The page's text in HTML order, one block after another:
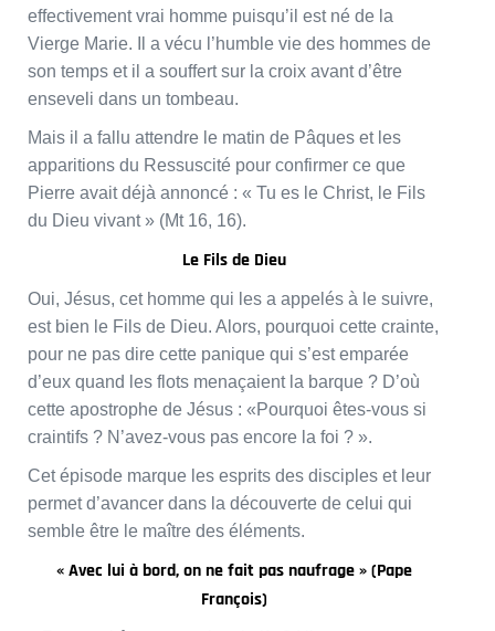
effectivement vrai homme puisqu’il est né de la
Vierge Marie. Il a vécu l’humble vie des hommes de
son temps et il a souffert sur la croix avant d’être
enseveli dans un tombeau.
Mais il a fallu attendre le matin de Pâques et les
apparitions du Ressuscité pour confirmer ce que
Pierre avait déjà annoncé : « Tu es le Christ, le Fils
du Dieu vivant » (Mt 16, 16).
Le Fils de Dieu
Oui, Jésus, cet homme qui les a appelés à le suivre,
est bien le Fils de Dieu. Alors, pourquoi cette crainte,
pour ne pas dire cette panique qui s’est emparée
d’eux quand les flots menaçaient la barque ? D’où
cette apostrophe de Jésus : «Pourquoi êtes-vous si
craintifs ? N’avez-vous pas encore la foi ? ».
Cet épisode marque les esprits des disciples et leur
permet d’avancer dans la découverte de celui qui
semble être le maître des éléments.
« Avec lui à bord, on ne fait pas naufrage » (Pape
François)